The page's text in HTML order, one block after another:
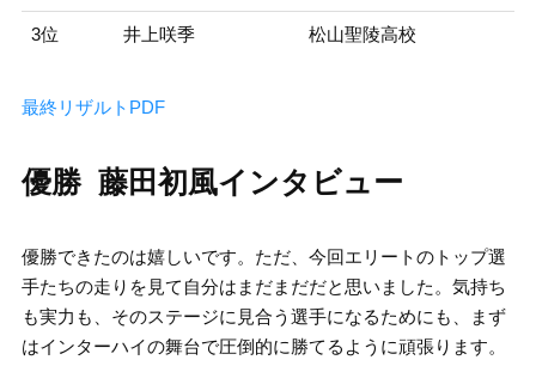
3位 井上咲季 松山聖陵高校
最終リザルトPDF
優勝 藤田初風インタビュー
優勝できたのは嬉しいです。ただ、今回エリートのトップ選
手たちの走りを見て自分はまだまだだと思いました。気持ち
も実力も、そのステージに見合う選手になるためにも、まず
はインターハイの舞台で圧倒的に勝てるように頑張ります。